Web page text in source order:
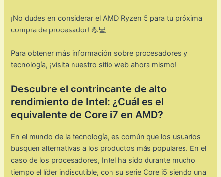
¡No dudes en considerar el AMD Ryzen 5 para tu próxima
compra de procesador! 💪💻
Para obtener más información sobre procesadores y
tecnología, ¡visita nuestro sitio web ahora mismo!
Descubre el contrincante de alto
rendimiento de Intel: ¿Cuál es el
equivalente de Core i7 en AMD?
En el mundo de la tecnología, es común que los usuarios
busquen alternativas a los productos más populares. En el
caso de los procesadores, Intel ha sido durante mucho
tiempo el líder indiscutible, con su serie Core i5 siendo una